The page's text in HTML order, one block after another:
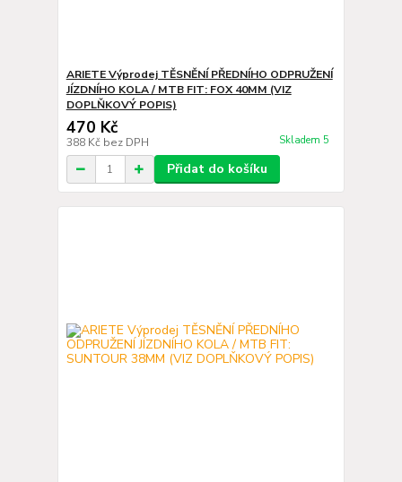
ARIETE Výprodej TĚSNĚNÍ PŘEDNÍHO ODPRUŽENÍ
JÍZDNÍHO KOLA / MTB FIT: FOX 40MM (VIZ
DOPLŇKOVÝ POPIS)
470 Kč
388 Kč bez DPH Skladem 5
Přidat do košíku